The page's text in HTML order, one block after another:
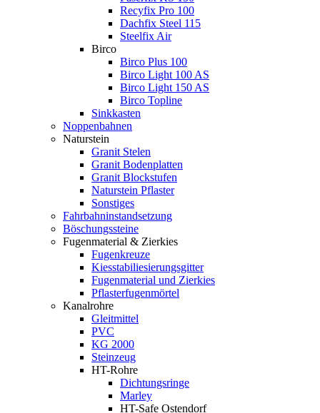
Recyfix Pro 100
Dachfix Steel 115
Steelfix Air
Birco
Birco Plus 100
Birco Light 100 AS
Birco Light 150 AS
Birco Topline
Sinkkasten
Noppenbahnen
Naturstein
Granit Stelen
Granit Bodenplatten
Granit Blockstufen
Naturstein Pflaster
Sonstiges
Fahrbahninstandsetzung
Böschungssteine
Fugenmaterial & Zierkies
Fugenkreuze
Kiesstabiliesierungsgitter
Fugenmaterial und Zierkies
Pflasterfugenmörtel
Kanalrohre
Gleitmittel
PVC
KG 2000
Steinzeug
HT-Rohre
Dichtungsringe
Marley
HT-Safe Ostendorf